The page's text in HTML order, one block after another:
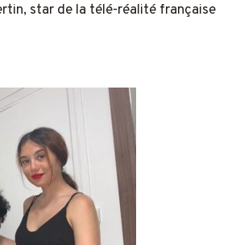
star de la télé-réalité française